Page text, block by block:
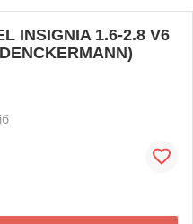
INSIGNIA 1.6-2.8 V6